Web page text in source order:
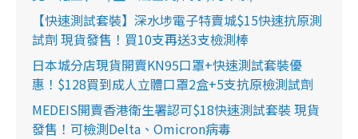
【快速測試套裝】深水埗電子特賣城$15快速抗原測
試劑 現貨發售！買10支再送3支檢測棒
日本城分店現貨開賣KN95口罩+快速測試套裝優
惠！$128買到成人立體口罩2盒+5支抗原檢測試劑
MEDEIS開賣香港衛生署認可$18快速測試套裝 現貨
發售！可檢測Delta、Omicron病毒